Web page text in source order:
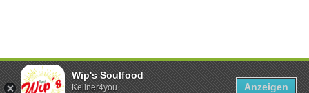
Wip's Soulfood
Kellner4you
Anzeigen